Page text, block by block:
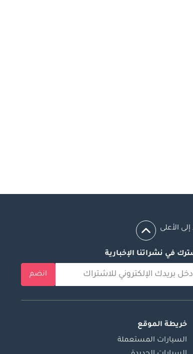
الأعلى
في نشراتنا الإخبارية
انضم
خريطة الموقع
السيارات المستعملة